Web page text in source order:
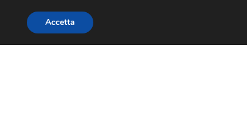
EVENTI E FIERE
Accetta